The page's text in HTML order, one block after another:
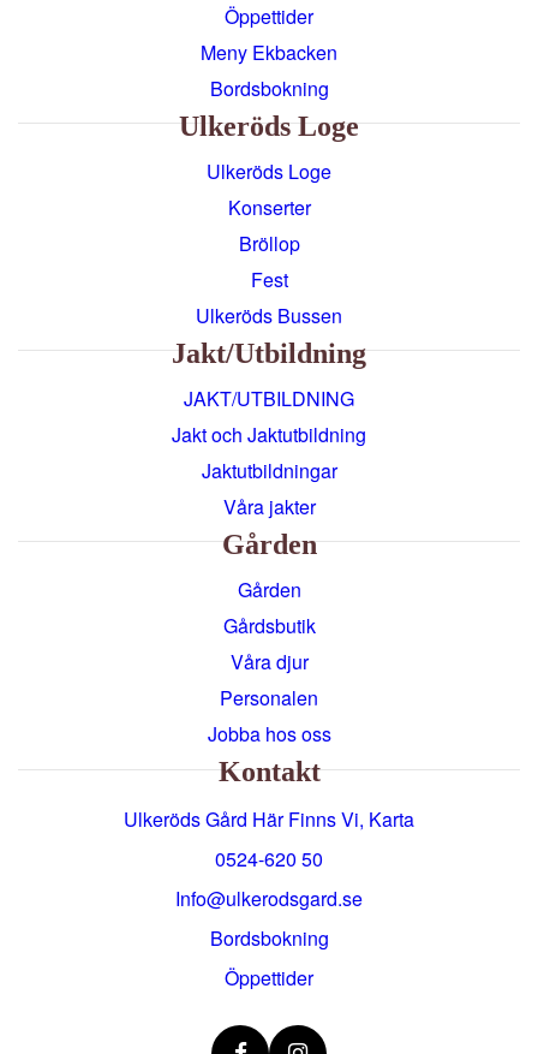
Öppettider
Meny Ekbacken
Bordsbokning
Ulkeröds Loge
Ulkeröds Loge
Konserter
Bröllop
Fest
Ulkeröds Bussen
Jakt/utbildning
JAKT/UTBILDNING
Jakt och Jaktutbildning
Jaktutbildningar
Våra jakter
Gården
Gården
Gårdsbutik
Våra djur
Personalen
Jobba hos oss
Kontakt
Ulkeröds Gård Här Finns Vi, Karta
0524-620 50
info@ulkerodsgard.se
Bordsbokning
Öppettider